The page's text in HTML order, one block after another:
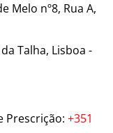
Melo nº8, Rua A,
Talha, Lisboa -
: +351